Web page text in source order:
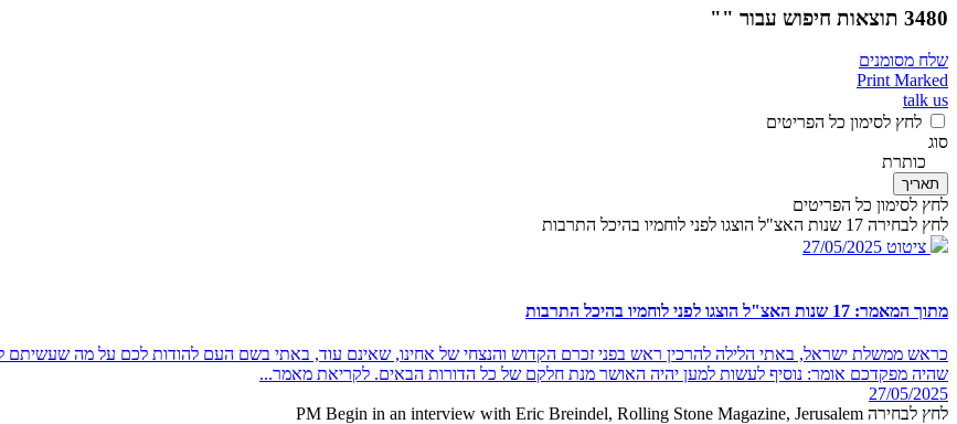
3480 תוצאות חיפוש עבור ""
שלח מסומנים
Print Marked
talk us
לחץ לסימון כל הפריטים
סוג
כותרת
תאריך
לחץ לסימון כל הפריטים
לחץ לבחירה 17 שנות האצ"ל הוצגו לפני לוחמיו בהיכל התרבות
ציטוט 27/05/2025
מתוך המאמר: 17 שנות האצ"ל הוצגו לפני לוחמיו בהיכל התרבות
כראש ממשלת ישראל, באתי הלילה להרכין ראש בפני זכרם הקדוש והנצחי של אחינו, שאינם עוד, באתי בשם העם להודות לכם על מה שעשיתם
שהיה מפקדכם אומר: נוסיף לעשות למען יהיה האושר מנת חלקם של כל הדורות הבאים. לקריאת מאמר...
27/05/2025
לחץ לבחירה PM Begin in an interview with Eric Breindel, Rolling Stone Magazine, Jerusalem